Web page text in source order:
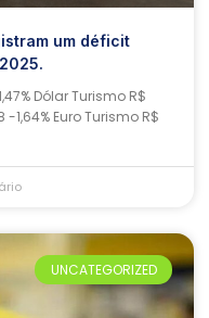
um déficit
Dólar Turismo R$
1,64% Euro Turismo R$
UNCATEGORIZED